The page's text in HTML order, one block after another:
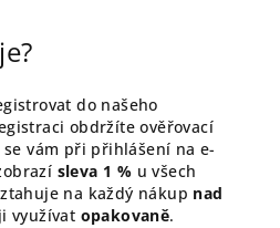
do našeho
obdržíte ověřovací
vám při přihlášení na e-
sleva 1 % u všech
na každý nákup nad
využívat opakovaně.